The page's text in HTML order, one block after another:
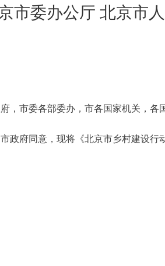
市委办公厅 北京市
，市委各部委办，市各国家机关，各
府同意，现将《北京市乡村建设行